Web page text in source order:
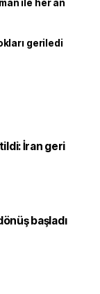
ile her an
geriledi
İran geri
başladı